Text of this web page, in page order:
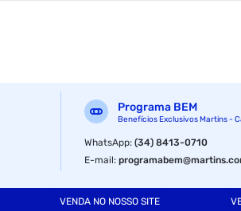
Programa BEM
Benefícios Exclusivos Martins -
WhatsApp:(34) 8413-0710
E-mail:
VENDA NO NOSSO SITE